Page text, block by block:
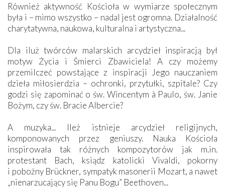
Również aktywność Kościoła w wymiarze społecznym
była i – mimo wszystko – nadal jest ogromna. Działalność
charytatywna, naukowa, kulturalna i artystyczna...
Dla iluż twórców malarskich arcydzieł inspiracją był
motyw Życia i Śmierci Zbawiciela! A czy możemy
przemilczeć powstające z inspiracji Jego nauczaniem
dzieła miłosierdzia – ochronki, przytułki, szpitale? Czy
godzi się zapominać o św. Wincentym à Paulo, św. Janie
Bożym, czy św. Bracie Albercie?
A muzyka... Ileż istnieje arcydzieł religijnych,
komponowanych przez geniuszy. Nauka Kościoła
inspirowała tak różnych kompozytorów jak m.in.
protestant Bach, ksiądz katolicki Vivaldi, pokorny
i pobożny Brückner, sympatyk masonerii Mozart, a nawet
„nienarzucający się Panu Bogu” Beethoven...